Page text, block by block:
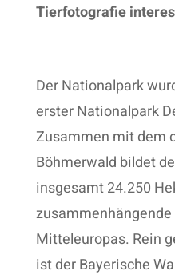
Tierfotografie
Der Nationalpark
erster Nationalpark
Zusammen mit dem
Böhmerwald bildet
insgesamt 24.250
Mitteleuropas. Rein
ist der Bayerische